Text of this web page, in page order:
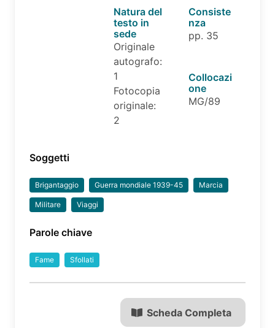
Natura del
testo in
sede
Originale
autografo:
1
Fotocopia
originale:
2
Consiste
nza
pp. 35
Collocazi
one
MG/89
Soggetti
Brigantaggio Guerra mondiale 1939-45 Marcia
Militare Viaggi
Parole chiave
Fame Sfollati
Scheda Completa